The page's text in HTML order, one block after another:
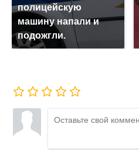
полицейскую
машину напали и
подожгли.